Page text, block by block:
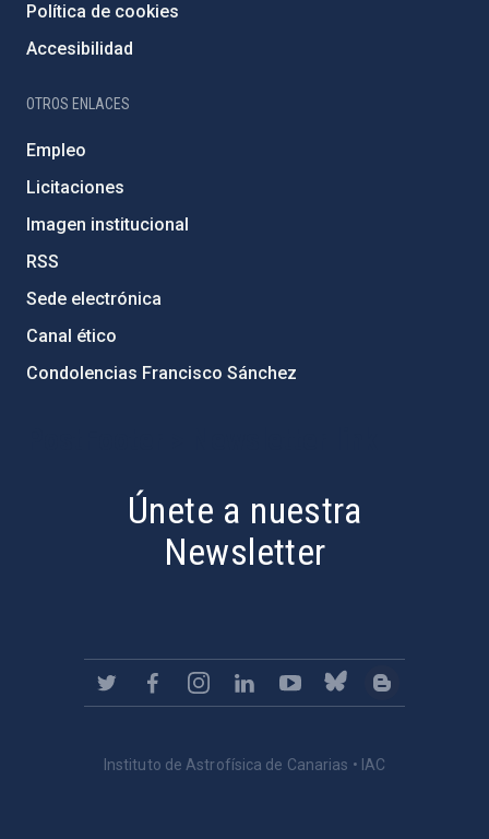
Política de cookies
Accesibilidad
OTROS ENLACES
Empleo
Licitaciones
Imagen institucional
RSS
Sede electrónica
Canal ético
Condolencias Francisco Sánchez
Únete a nuestra
Newsletter
Instituto de Astrofísica de Canarias • IAC